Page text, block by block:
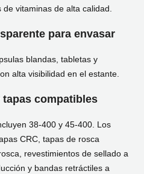
vitaminas de alta calidad.
para envasar
blandas, tabletas y
alta visibilidad en el estante.
compatibles
38-400 y 45-400. Los
CRC, tapas de rosca
revestimientos de sellado a
y bandas retráctiles a